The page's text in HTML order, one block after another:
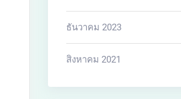
ธันวาคม 2023
สิงหาคม 2021